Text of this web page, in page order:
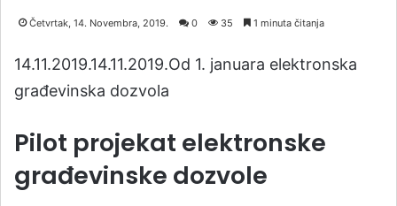
Četvrtak, 14. Novembra, 2019. 0 35 1 minuta čitanja
14.11.2019.14.11.2019.Od 1. januara elektronska
građevinska dozvola
Pilot projekat elektronske
građevinske dozvole